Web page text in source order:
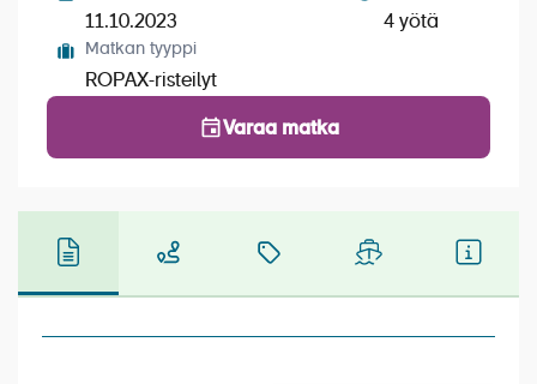
OTA YHTEYTTÄ
Kohteet
Laivat
Hyvä tietää
11.10.2023 4 yötä
Matkan tyyppi
ROPAX-risteilyt
Varaa matka